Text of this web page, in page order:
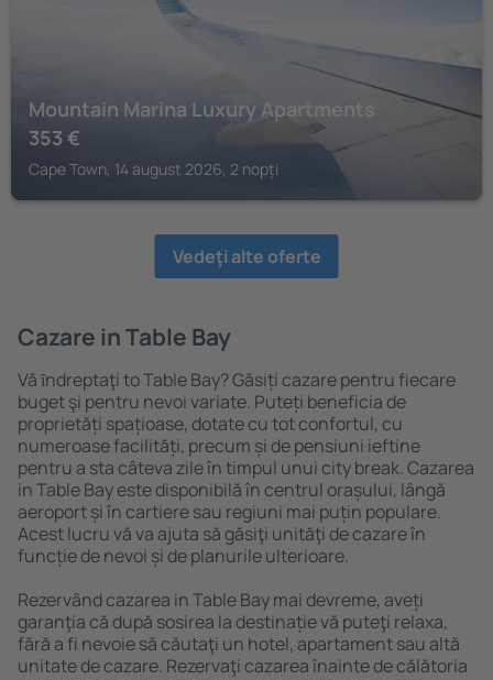
Mountain Marina Luxury Apartments
353 €
Cape Town, 14 august 2026, 2 nopți
Vedeţi alte oferte
Cazare in Table Bay
Vă ȋndreptaţi to Table Bay? Găsiți cazare pentru fiecare
buget şi pentru nevoi variate. Puteți beneficia de
proprietăți spațioase, dotate cu tot confortul, cu
numeroase facilități, precum și de pensiuni ieftine
pentru a sta câteva zile în timpul unui city break. Cazarea
in Table Bay este disponibilă în centrul orașului, lângă
aeroport și în cartiere sau regiuni mai puțin populare.
Acest lucru vă va ajuta să găsiţi unităţi de cazare în
funcție de nevoi și de planurile ulterioare.
Rezervând cazarea in Table Bay mai devreme, aveți
garanţia că după sosirea la destinație vă puteţi relaxa,
fără a fi nevoie să căutaţi un hotel, apartament sau altă
unitate de cazare. Rezervaţi cazarea înainte de călătoria